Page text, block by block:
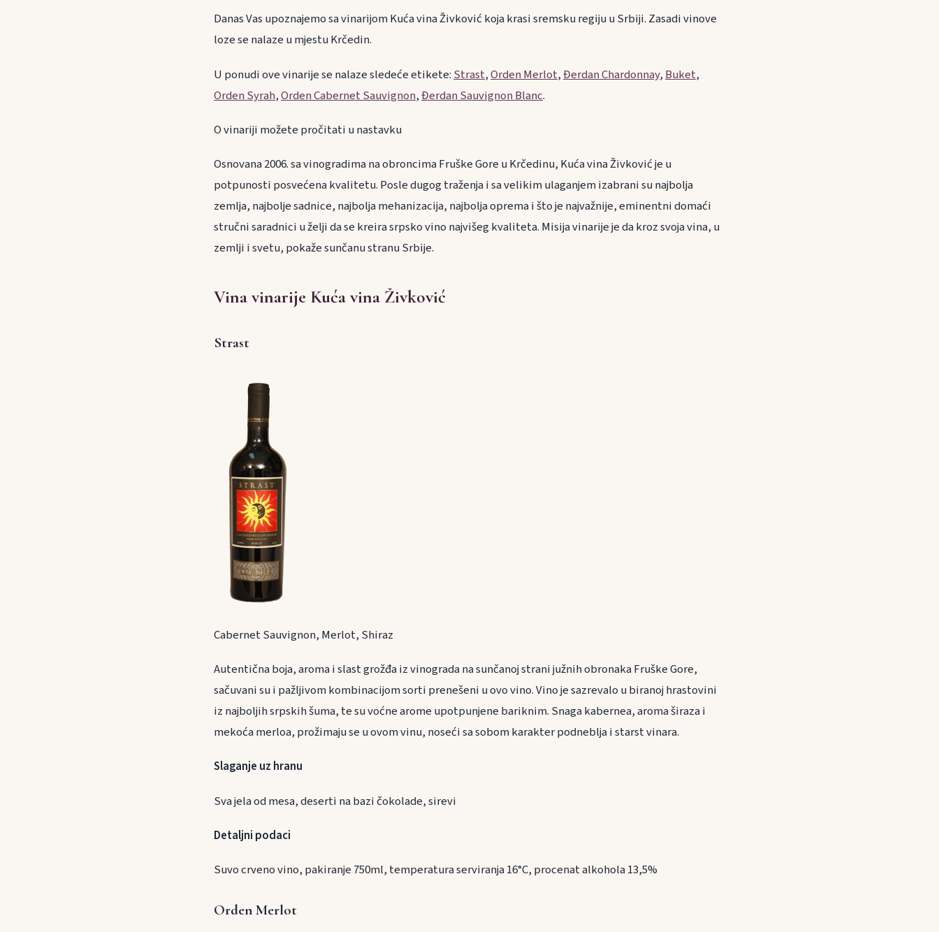
Danas Vas upoznajemo sa vinarijom Kuća vina Živković koja krasi sremsku regiju u Srbiji. Zasadi vinove
loze se nalaze u mjestu Krčedin.
U ponudi ove vinarije se nalaze sledeće etikete: Strast,Orden Merlot,Đerdan Chardonnay, Buket,
Orden Syrah,Orden Cabernet Sauvignon,Đerdan Sauvignon Blanc.
O vinariji možete pročitati u nastavku
Osnovana 2006. sa vinogradima na obroncima Fruške Gore u Krčedinu, Kuća vina Živković je u
potpunosti posvećena kvalitetu. Posle dugog traženja i sa velikim ulaganjem izabrani su najbolja
zemlja, najbolje sadnice, najbolja mehanizacija, najbolja oprema i što je najvažnije, eminentni domaći
stručni saradnici u želji da se kreira srpsko vino najvišeg kvaliteta. Misija vinarije je da kroz svoja vina, u
zemlji i svetu, pokaže sunčanu stranu Srbije.
Vina vinarije Kuća vina Živković
Strast
Cabernet Sauvignon, Merlot, Shiraz
Autentična boja, aroma i slast grožđa iz vinograda na sunčanoj strani južnih obronaka Fruške Gore,
sačuvani su i pažljivom kombinacijom sorti prenešeni u ovo vino. Vino je sazrevalo u biranoj hrastovini
iz najboljih srpskih šuma, te su voćne arome upotpunjene bariknim. Snaga kabernea, aroma širaza i
mekoća merloa, prožimaju se u ovom vinu, noseći sa sobom karakter podneblja i starst vinara.
Slaganje uz hranu
Sva jela od mesa, deserti na bazi čokolade, sirevi
Detaljni podaci
Suvo crveno vino, pakiranje 750ml, temperatura serviranja 16°C, procenat alkohola 13,5%
Orden Merlot